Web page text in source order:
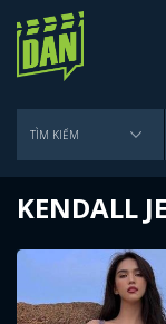
KENDALL